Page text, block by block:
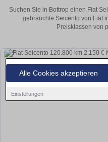
Alle Cookies akzeptieren
Einstellungen
Suchen Sie in Bottrop einen Fiat
gebrauchte Seicento von Fiat
Preisklassen von